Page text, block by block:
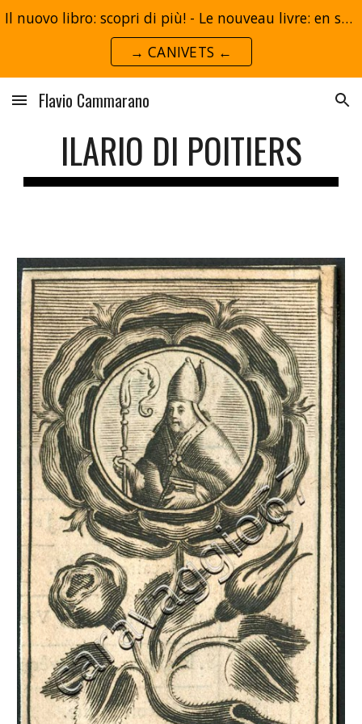
Skip to main content
Il nuovo libro: scopri di più! - Le nouveau livre: en savoir plus!
→ CANIVETS ←
Flavio Cammarano
ILARIO DI POITIERS